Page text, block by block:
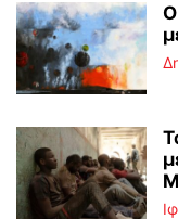
Ο